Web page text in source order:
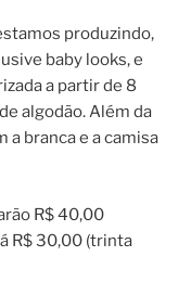
produzindo,
baby looks, e
a partir de 8
algodão. Além da
branca e a camisa
R$ 40,00
R$ 30,00 (trinta